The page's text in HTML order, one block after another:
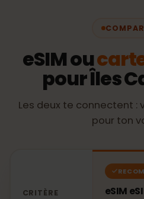
eSIM ou
pour Îles
Les deux te connectent :
pour ton
CRITÈRE eSIM